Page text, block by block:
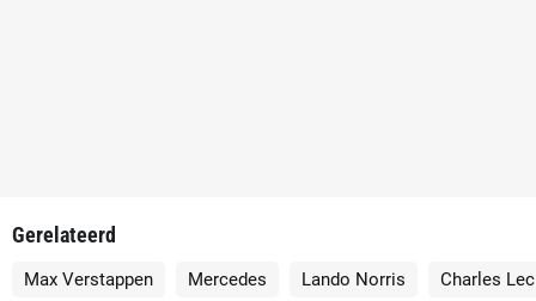
Gerelateerd
Max Verstappen Mercedes Lando Norris Charles